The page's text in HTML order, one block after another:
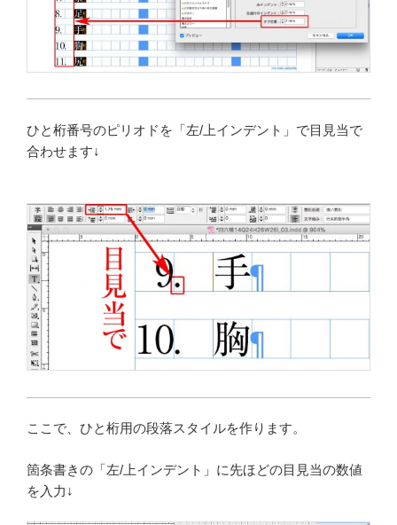
ひと桁番号のピリオドを「左/上インデント」で目見当で
合わせます↓
ここで、ひと桁用の段落スタイルを作ります。
箇条書きの「左/上インデント」に先ほどの目見当の数値
を入力↓